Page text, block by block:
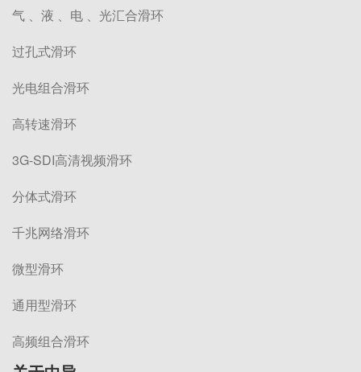
气 、液 、电 、光汇合滑环
过孔式滑环
光电组合滑环
高转速滑环
3G-SDI高清视频滑环
分体式滑环
千兆网络滑环
微型滑环
通用型滑环
高频组合滑环